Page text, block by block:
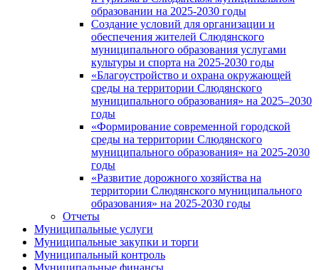
образовании на 2025-2030 годы
Создание условий для организации и
обеспечения жителей Слюдянского
муниципального образования услугами
культуры и спорта на 2025-2030 годы
«Благоустройство и охрана окружающей
среды на территории Слюдянского
муниципального образования» на 2025–2030
годы
«Формирование современной городской
среды на территории Слюдянского
муниципального образования» на 2025-2030
годы
«Развитие дорожного хозяйства на
территории Слюдянского муниципального
образования» на 2025-2030 годы
Отчеты
Муниципальные услуги
Муниципальные закупки и торги
Муниципальный контроль